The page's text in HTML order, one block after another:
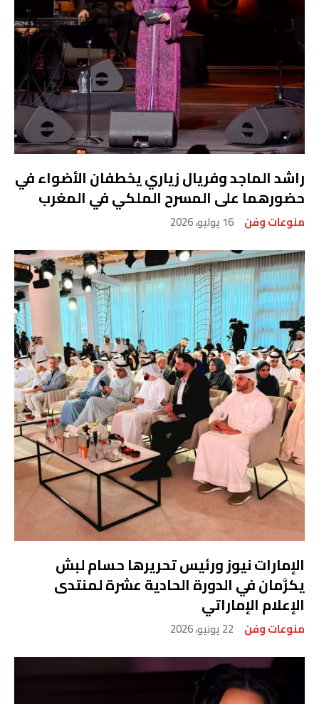
راشد الماجد وفريال زياري يخطفان الأضواء في
حضورهما على المسرح الملكي في المغرب
منوعات وفن 16 يوليو، 2026
الإمارات نيوز ورئيس تحريرها حسام لبش
يكرَّمان في الدورة الحادية عشرة لمنتدى
الإعلام الإماراتي
منوعات وفن 22 يونيو، 2026